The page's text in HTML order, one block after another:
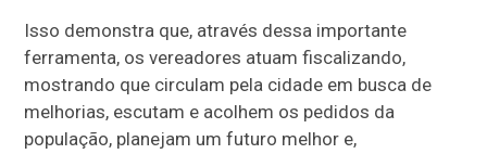
Isso demonstra que, através dessa importante
ferramenta, os vereadores atuam fiscalizando,
mostrando que circulam pela cidade em busca de
melhorias, escutam e acolhem os pedidos da
população, planejam um futuro melhor e,